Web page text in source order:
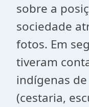
sobre a
sociedade
fotos. Em
tiveram
indígenas
(cestaria,